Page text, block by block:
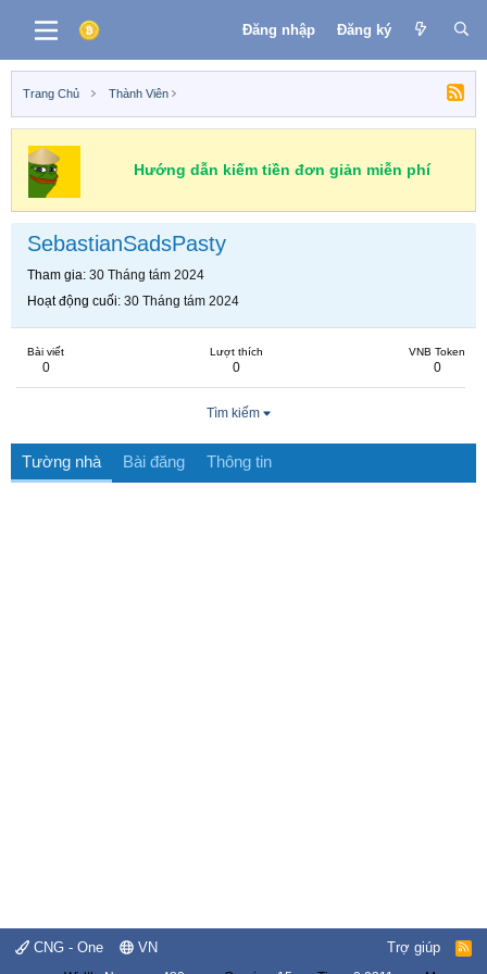
Đăng nhập Đăng ký
Trang Chủ Thành Viên
Hướng dẫn kiếm tiền đơn giản miễn phí
SebastianSadsPasty
Tham gia 30 Tháng tám 2024
Hoạt động cuối 30 Tháng tám 2024
Bài viết
0
Lượt thích
0
VNB Token
0
Tìm kiếm
Tường nhà Bài đăng Thông tin
CNG - One VN Trợ giúp
R